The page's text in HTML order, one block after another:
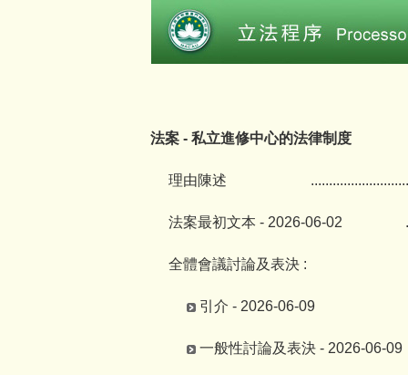
法案 - 私立進修中心的法律制度
理由陳述
法案最初文本 - 2026-06-02
全體會議討論及表決 :
引介 - 2026-06-09
一般性討論及表決 - 2026-06-09